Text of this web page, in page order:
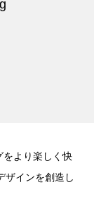
をより楽しく快
ザインを創造し